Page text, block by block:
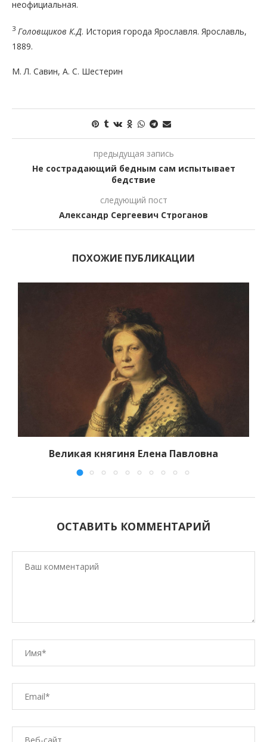
неофициальная.
3 Головщиков К.Д. История города Ярославля. Ярославль,
1889.
М. Л. Савин, А. С. Шестерин
предыдущая запись
Не сострадающий бедным сам испытывает
бедствие
следующий пост
Александр Сергеевич Строганов
ПОХОЖИЕ ПУБЛИКАЦИИ
Великая княгиня Елена Павловна
ОСТАВИТЬ КОММЕНТАРИЙ